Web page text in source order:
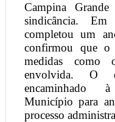
Campina
sindicância.
completou um
confirmou que o
medidas como
envolvida. O
encaminhado
Município para
processo